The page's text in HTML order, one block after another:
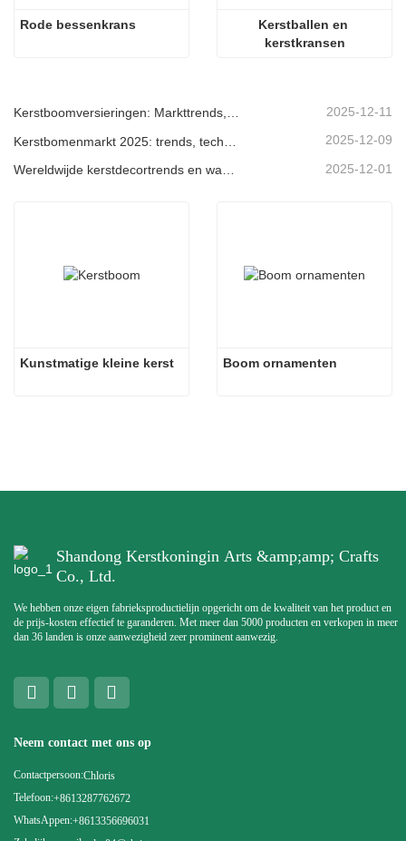
Rode bessenkrans
Kerstballen en
kerstkransen
Kerstboomversieringen: Markttrends, inzichten in de toeleveringsketen en inkoopgids 2025 2025-12-11
2025-12-09
2025-12-01
Kunstmatige kleine kerst Boom ornamenten
Shandong Kerstkoningin Arts &amp;amp; Crafts
Co., Ltd.
We hebben onze eigen fabrieksproductielijn opgericht om de kwaliteit van het product en
de prijs-kosten effectief te garanderen. Met meer dan 5000 producten en verkopen in meer
dan 36 landen is onze aanwezigheid zeer prominent aanwezig.
Neem contact met ons op
Contactpersoon:Chloris
Telefoon:+8613287762672
WhatsAppen:+8613356696031